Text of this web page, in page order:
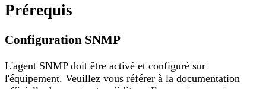
Prérequis
Configuration SNMP
L'agent SNMP doit être activé et configuré sur
l'équipement. Veuillez vous référer à la documentation